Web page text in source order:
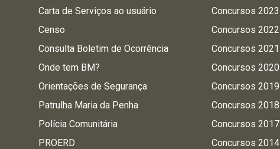
Carta de Serviços ao usuário
Censo
Consulta Boletim de Ocorrência
Onde tem BM?
Orientações de Segurança
Patrulha Maria da Penha
Polícia Comunitária
PROERD
Concursos 2023
Concursos 2022
Concursos 2021
Concursos 2020
Concursos 2019
Concursos 2018
Concursos 2017
Concursos 2014